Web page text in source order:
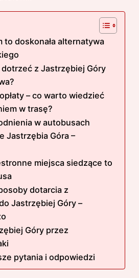
to doskonała alternatywa
z Jastrzębiej Góry
– co warto wiedzieć
w trasę?
w autobusach
Jastrzębia Góra –
miejsca siedzące to
dotarcia z
Jastrzębiej Góry –
Góry przez
pytania i odpowiedzi